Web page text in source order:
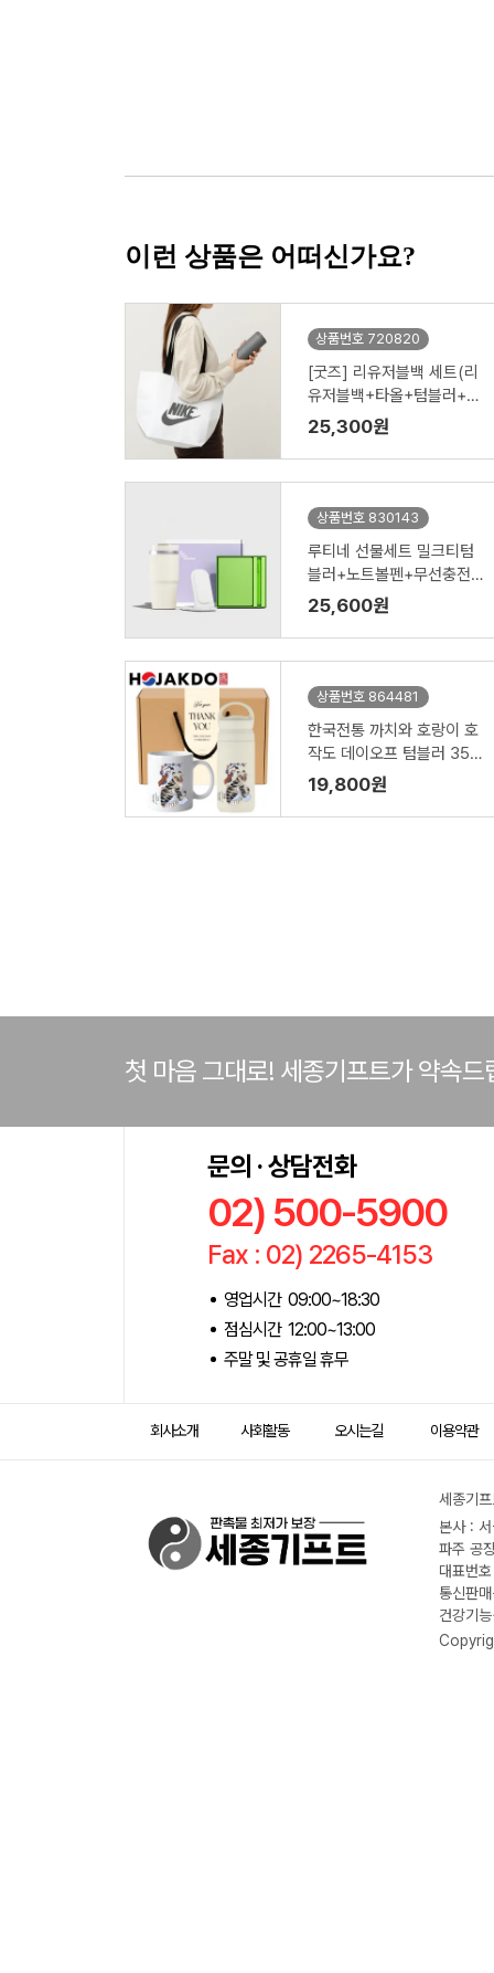
이런 상품은 어떠신가요?
상품번호 720820
[굿즈] 리유저블백 세트(리
유저블백+타올+텀블러+공
기청정기)
25,300원
상품번호 830143
루티네 선물세트 밀크티텀
블러+노트볼펜+무선충전
기
25,600원
상품번호 864481
한국전통 까치와 호랑이 호
작도 데이오프 텀블러 350
ml 도자기 머그 기프팅
19,800원
첫 마음 그대로! 세종기프트가 약속드
문의 · 상담전화
02) 500-5900
Fax : 02) 2265-4153
영업시간 09:00~18:30
점심시간 12:00~13:00
주말 및 공휴일 휴무
회사소개 사회활동 오시는길 이용약관
세종기
본사 :
파주 공
대표번
통신판
건강기